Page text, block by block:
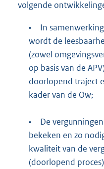
volgende
•
In
wordt de
(zowel
op basis van de
doorlopend traject
kader van de Ow;
•
De
bekeken en zo
kwaliteit van de
(doorlopend